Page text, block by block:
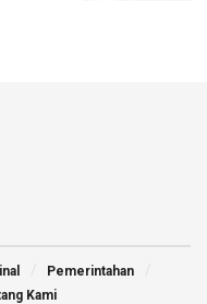
Pemerintahan
Kami